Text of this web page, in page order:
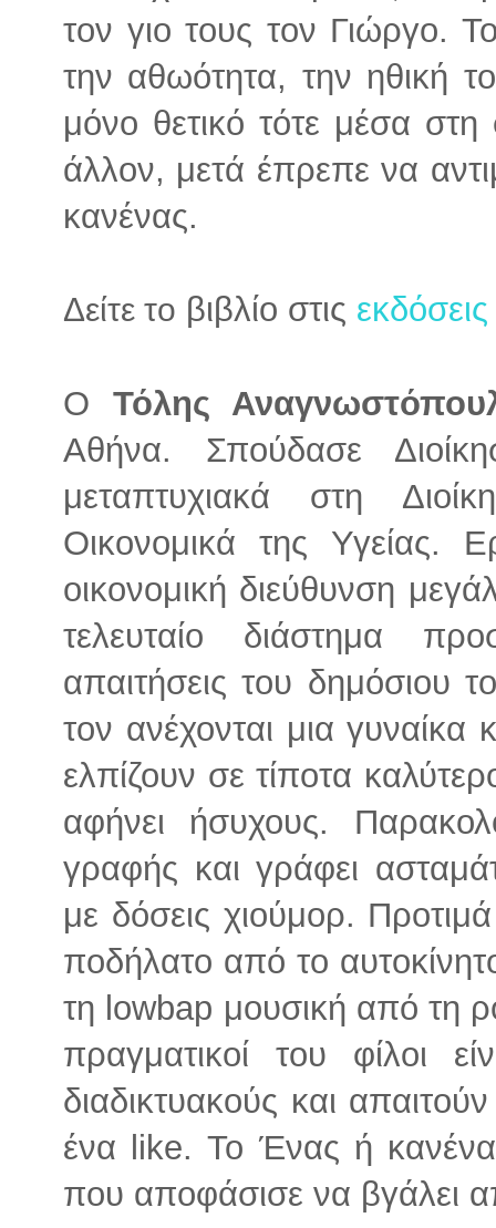
τον γιο τους τον Γιώργο.
την αθωότητα, την ηθική
μόνο θετικό τότε μέσα στη
άλλον, μετά έπρεπε να
κανένας.
Δείτε το βιβλίο στις
Ο Τόλης
Αθήνα. Σπούδασε
μεταπτυχιακά στη
Οικονομικά της Υγείας.
οικονομική διεύθυνση
τελευταίο διάστημα
απαιτήσεις του δημόσιου
τον ανέχονται μια
ελπίζουν σε τίποτα
αφήνει ήσυχους.
γραφής και γράφει
με δόσεις χιούμορ.
ποδήλατο από το
τη lowbap μουσική από τη
πραγματικοί του φίλοι
διαδικτυακούς και
ένα like. Το Ένας ή
που αποφάσισε να βγάλει